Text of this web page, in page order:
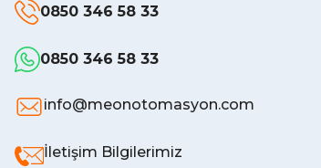
0850 346 58 33
0850 346 58 33
info@meonotomasyon.com
İletişim Bilgilerimiz